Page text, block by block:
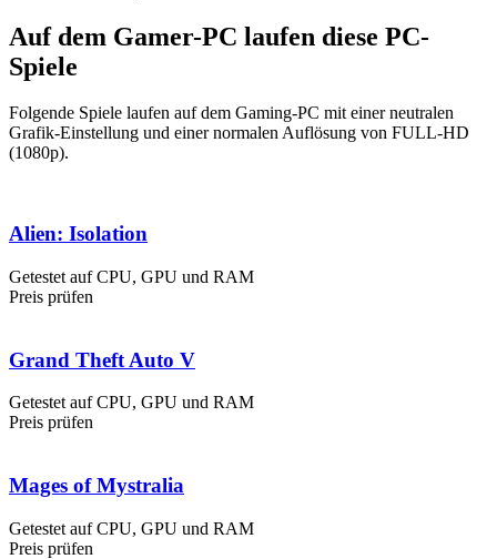
Auf dem Gamer-PC laufen diese PC-
Spiele
Folgende Spiele laufen auf dem Gaming-PC mit einer neutralen
Grafik-Einstellung und einer normalen Auflösung von FULL-HD
(1080p).
Alien: Isolation
Getestet auf CPU, GPU und RAM
Preis prüfen
Grand Theft Auto V
Getestet auf CPU, GPU und RAM
Preis prüfen
Mages of Mystralia
Getestet auf CPU, GPU und RAM
Preis prüfen